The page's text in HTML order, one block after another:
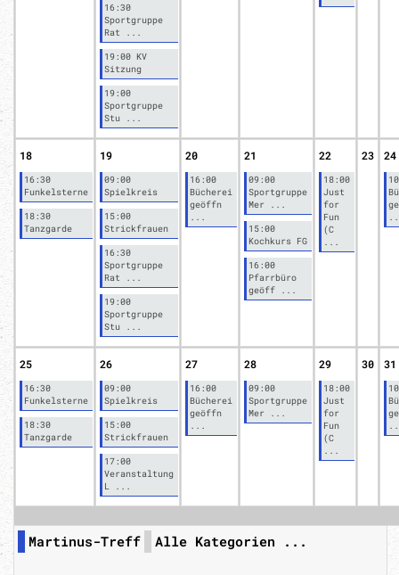
16:30
Sportgruppe
Rat ...
19:00 KV
Sitzung
19:00
Sportgruppe
Stu ...
18
16:30
Funkelsterne
18:30
Tanzgarde
19
09:00
Spielkreis
15:00
Strickfrauen
16:30
Sportgruppe
Rat ...
19:00
Sportgruppe
Stu ...
20
16:00
Bücherei
geöffn
21
09:00
Sportgruppe
Mer ...
15:00
Kochkurs FG
16:00
Pfarrbüro
geöff ...
22
18:00
Just
for
Fun
(C
23 24
25
16:30
Funkelsterne
18:30
Tanzgarde
26
09:00
Spielkreis
15:00
Strickfrauen
17:00
Veranstaltung
L ...
27
16:00
Bücherei
geöffn
28
09:00
Sportgruppe
Mer ...
29
18:00
Just
for
Fun
(C
30 31
Martinus-Treff Alle Kategorien ...